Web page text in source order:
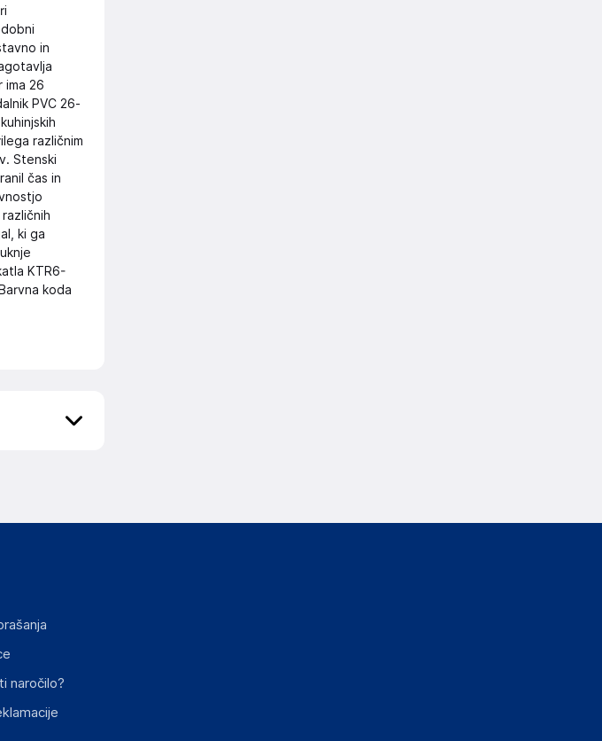
in
ima 26
PVC 26-
različnim
Stenski
čas in
ki ga
KTR6-
koda
naročilo?